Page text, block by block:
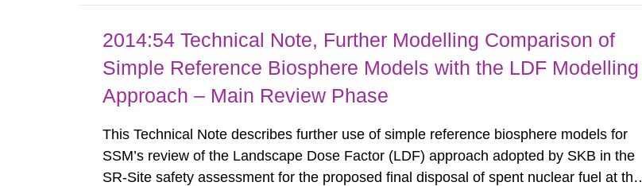
2014:54 Technical Note, Further Modelling Comparison of
Simple Reference Biosphere Models with the LDF Modelling
Approach – Main Review Phase
This Technical Note describes further use of simple reference biosphere models for
SSM’s review of the Landscape Dose Factor (LDF) approach adopted by SKB in the
SR‑Site safety assessment for the proposed final disposal of spent nuclear fuel at the